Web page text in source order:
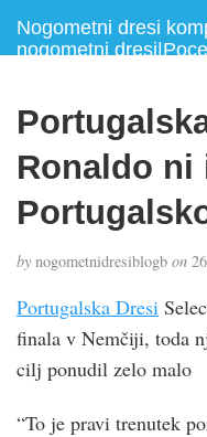
Nogometni dresi
nogometni
Ronaldo ni
by nogometnidresiblogb on
Portugalska Dresi
finala v Nemčiji, toda
cilj ponudil zelo malo
“To je pravi trenutek